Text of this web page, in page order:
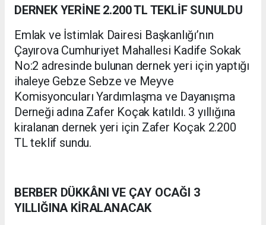
DERNEK YERİNE 2.200 TL TEKLİF SUNULDU
Emlak ve İstimlak Dairesi Başkanlığı’nın
Çayırova Cumhuriyet Mahallesi Kadife Sokak
No:2 adresinde bulunan dernek yeri için yaptığı
ihaleye Gebze Sebze ve Meyve
Komisyoncuları Yardımlaşma ve Dayanışma
Derneği adına Zafer Koçak katıldı. 3 yıllığına
kiralanan dernek yeri için Zafer Koçak 2.200
TL teklif sundu.
BERBER DÜKKÂNI VE ÇAY OCAĞI 3
YILLIĞINA KİRALANACAK